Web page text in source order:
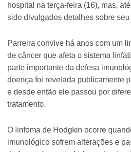
hospital na terça-feira (16), mas,
sido divulgados detalhes sobre
Parreira convive há anos com um
de câncer que afeta o sistema
parte importante da defesa
doença foi revelada publicamente
e desde então ele passou por
tratamento.
O linfoma de Hodgkin ocorre
imunológico sofrem alterações e